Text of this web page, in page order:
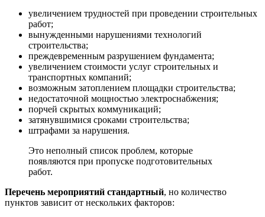
увеличением трудностей при проведении строительных
работ;
вынужденными нарушениями технологий
строительства;
преждевременным разрушением фундамента;
увеличением стоимости услуг строительных и
транспортных компаний;
возможным затоплением площадки строительства;
недостаточной мощностью электроснабжения;
порчей скрытых коммуникаций;
затянувшимися сроками строительства;
штрафами за нарушения.
Это неполный список проблем, которые
появляются при пропуске подготовительных
работ.
Перечень мероприятий стандартный, но количество
пунктов зависит от нескольких факторов: